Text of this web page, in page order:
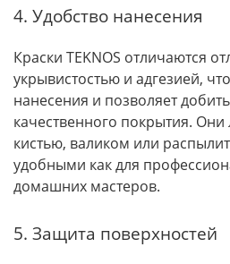
4. Удобство нанесения
Краски TEKNOS отличаются
укрывистостью и адгезией,
нанесения и позволяет
качественного покрытия. Они
кистью, валиком или
удобными как для
домашних мастеров.
5. Защита поверхностей